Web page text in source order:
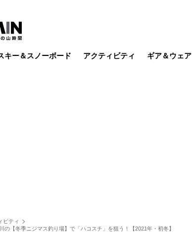
キー＆スノーボード アクティビティ ギア＆ウェア
ビティ
の【冬季ニジマス釣り場】で「ハコスチ」を狙う！【2021年・初冬】